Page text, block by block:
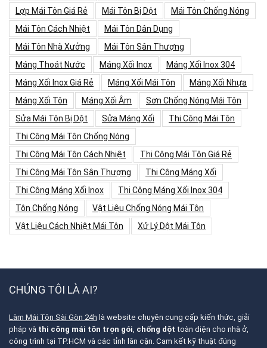
Lợp Mái Tôn Giá Rẻ
Mái Tôn Bị Dột
Mái Tôn Chống Nóng
Mái Tôn Cách Nhiệt
Mái Tôn Dân Dụng
Mái Tôn Nhà Xưởng
Mái Tôn Sân Thượng
Máng Thoát Nước
Máng Xối Inox
Máng Xối Inox 304
Máng Xối Inox Giá Rẻ
Máng Xối Mái Tôn
Máng Xối Nhựa
Máng Xối Tôn
Máng Xối Âm
Sơn Chống Nóng Mái Tôn
Sửa Mái Tôn Bị Dột
Sửa Máng Xối
Thi Công Mái Tôn
Thi Công Mái Tôn Chống Nóng
Thi Công Mái Tôn Cách Nhiệt
Thi Công Mái Tôn Giá Rẻ
Thi Công Mái Tôn Sân Thượng
Thi Công Máng Xối
Thi Công Máng Xối Inox
Thi Công Máng Xối Inox 304
Tôn Chống Nóng
Vật Liệu Chống Nóng Mái Tôn
Vật Liệu Cách Nhiệt Mái Tôn
Xử Lý Dột Mái Tôn
CHÚNG TÔI LÀ AI?
Làm Mái Tôn Sài Gòn 24h là website chuyên cung cấp kiến thức, giải
pháp và thi công mái tôn trọn gói, chống dột toàn diện cho nhà ở,
công trình tại TP.HCM và các tỉnh lân cận. Cam kết kỹ thuật đúng